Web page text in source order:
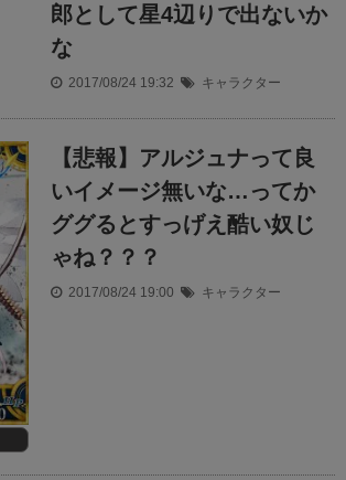
郎として星4辺りで出ないか
な
2017/08/24 19:32 キャラクター
【悲報】アルジュナって良
いイメージ無いな…ってか
ググるとすっげえ酷い奴じ
ゃね？？？
2017/08/24 19:00 キャラクター